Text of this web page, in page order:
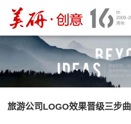
旅游公司LOGO效果晋级三步曲